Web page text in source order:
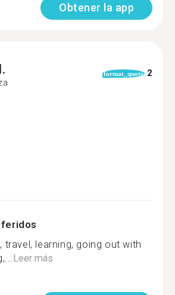
Obtener la app
format_quote 2
travel, learning, going out with
Leer más